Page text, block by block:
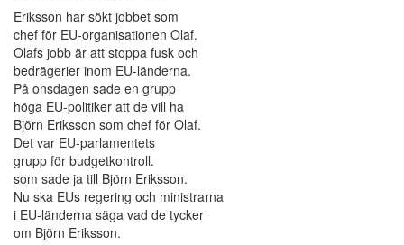
Eriksson har sökt jobbet som
chef för EU-organisationen Olaf.
Olafs jobb är att stoppa fusk och
bedrägerier inom EU-länderna.
På onsdagen sade en grupp
höga EU-politiker att de vill ha
Björn Eriksson som chef för Olaf.
Det var EU-parlamentets
grupp för budgetkontroll.
som sade ja till Björn Eriksson.
Nu ska EUs regering och ministrarna
i EU-länderna säga vad de tycker
om Björn Eriksson.